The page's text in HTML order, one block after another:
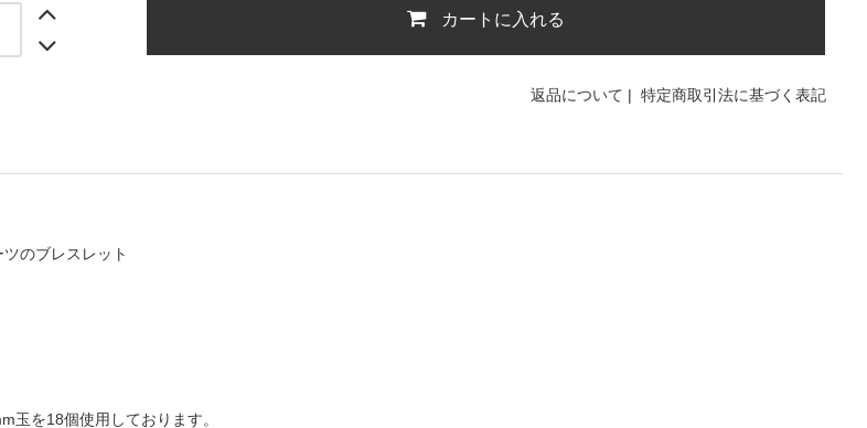
カートに入れる
返品について | 特定商取引法に基づく表記
のブレスレット
玉を18個使用しております。